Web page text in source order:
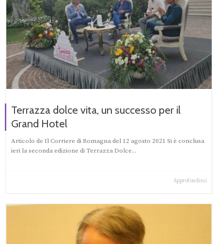
Terrazza dolce vita, un successo per il
Grand Hotel
Articolo de Il Corriere di Romagna del 12 agosto 2021 Si è conclusa
ieri la seconda edizione di Terrazza Dolce...
Approfondisci